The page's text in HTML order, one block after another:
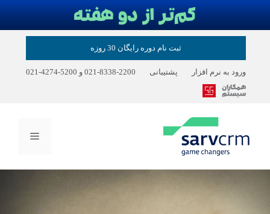
ثبت نام دوره رایگان 30 روزه
ورود به نرم افزار پشتیبانی 2200-8338-021 و 5200-4274-021
فهرست